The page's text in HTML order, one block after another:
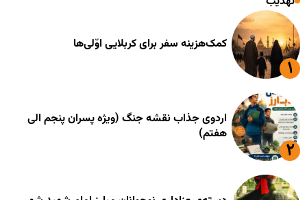
کمک‌هزینه سفر برای کربلایی اوّلی‌ها
اردوی جذاب نقشه جنگ (ویژه پسران پنجم الی
هفتم)